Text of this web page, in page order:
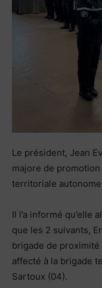
Le président, Jean
majore de
territoriale
Il l’a informé qu’elle
que les 2 suivants,
brigade de proximité
affecté à la brigade
Sartoux (04).